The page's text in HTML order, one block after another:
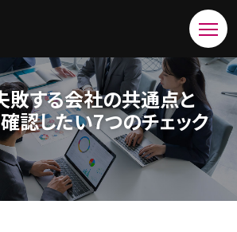
敗する会社の共通点と
認したい7つのチェック